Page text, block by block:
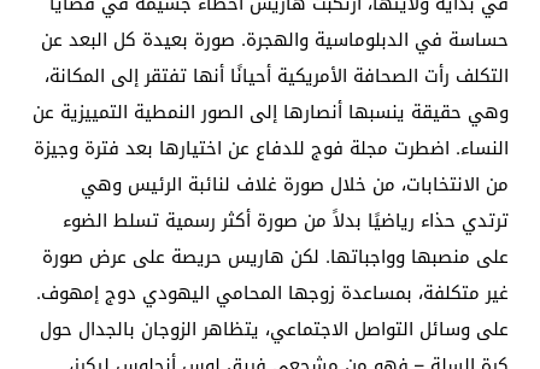
حساسة في الدبلوماسية والهجرة. صورة بعيدة كل البعد عن
التكلف رأت الصحافة الأمريكية أحيانًا أنها تفتقر إلى المكانة،
وهي حقيقة ينسبها أنصارها إلى الصور النمطية التمييزية عن
النساء. اضطرت مجلة فوج للدفاع عن اختيارها بعد فترة وجيزة
من الانتخابات، من خلال صورة غلاف لنائبة الرئيس وهي
ترتدي حذاء رياضيًا بدلاً من صورة أكثر رسمية تسلط الضوء
على منصبها وواجباتها. لكن هاريس حريصة على عرض صورة
غير متكلفة، بمساعدة زوجها المحامي اليهودي دوج إمهوف.
على وسائل التواصل الاجتماعي، يتظاهر الزوجان بالجدال حول